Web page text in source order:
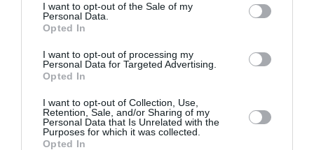
I want to opt-out of the Sale of my
Personal Data.
Opted In
I want to opt-out of processing my
Personal Data for Targeted Advertising.
Opted In
I want to opt-out of Collection, Use,
Retention, Sale, and/or Sharing of my
Personal Data that Is Unrelated with the
Purposes for which it was collected.
Opted In
TI POTREBBERO INTERESSARE
ANCHE: